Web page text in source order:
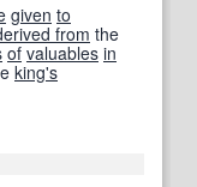
given to
from the
of valuables in
king's